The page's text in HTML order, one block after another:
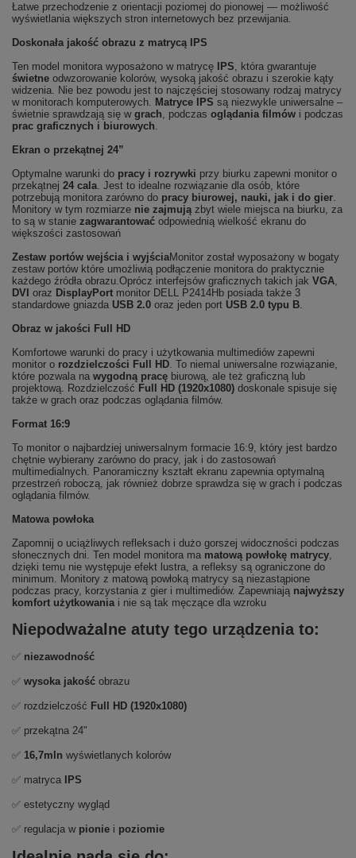
Łatwe przechodzenie z orientacji poziomej do pionowej — możliwość
wyświetlania większych stron internetowych bez przewijania.
Doskonała jakość obrazu z matrycą IPS
Ten model monitora wyposażono w matrycę
IPS, która gwarantuje
świetne odwzorowanie kolorów, wysoką jakość obrazu i szerokie kąty
widzenia. Nie bez powodu jest to najczęściej stosowany rodzaj matrycy
w monitorach komputerowych. Matryce IPS są niezwykle uniwersalne –
świetnie sprawdzają się wgrach, podczas oglądania filmów i podczas
prac graficznych i biurowych.
Ekran o przekątnej 24”
Optymalne warunki do pracy i rozrywki przy biurku zapewni monitor o
przekątnej 24 cala. Jest to idealne rozwiązanie dla osób, które
potrzebują monitora zarówno do pracy biurowej, nauki, jak i do gier.
Monitory w tym rozmiarze nie zajmujązbyt wiele miejsca na biurku, za
to są w stanie zagwarantować odpowiednią wielkość ekranu do
większości zastosowań
Zestaw portów wejścia i wyjściaMonitor został wyposażony w bogaty
zestaw portów które umożliwią podłączenie monitora do praktycznie
każdego źródła obrazu.Oprócz interfejsów graficznych takich jak VGA,
DVI oraz DisplayPort monitor DELL P2414Hb posiada także 3
standardowe gniazda USB 2.0 oraz jeden port USB 2.0 typu B.
Obraz w jakości Full HD
Komfortowe warunki do pracy i użytkowania multimediów zapewni
monitor o rozdzielczości Full HD. To niemal uniwersalne rozwiązanie,
które pozwala na wygodną pracę biurową, ale też graficzną lub
projektową. Rozdzielczość Full HD (1920x1080) doskonale spisuje się
także w grach oraz podczas oglądania filmów.
Format 16:9
To monitor o najbardziej uniwersalnym formacie 16:9, który jest bardzo
chętnie wybierany zarówno do pracy, jak i do zastosowań
multimedialnych. Panoramiczny kształt ekranu zapewnia optymalną
przestrzeń roboczą, jak również dobrze sprawdza się w grach i podczas
oglądania filmów.
Matowa powłoka
Zapomnij o uciążliwych refleksach i dużo gorszej widoczności podczas
słonecznych dni. Ten model monitora ma matową powłokę matrycy,
dzięki temu nie występuje efekt lustra, a refleksy są ograniczone do
minimum. Monitory z matową powłoką matrycy są niezastąpione
podczas pracy, korzystania z gier i multimediów. Zapewniają najwyższy
komfort użytkowaniai nie są tak męczące dla wzroku
Niepodważalne atuty tego urządzenia to:
✅ niezawodność
✅ wysoka jakość obrazu
✅ rozdzielczość Full HD (1920x1080)
✅ przekątna 24"
✅ 16,7mln wyświetlanych kolorów
✅ matryca IPS
✅ estetyczny wygląd
✅ regulacja w pionie i poziomie